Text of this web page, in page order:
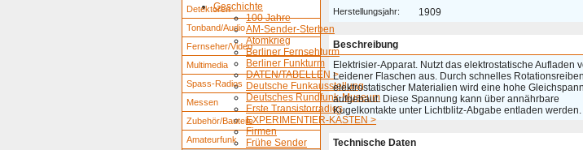
Geschichte
100 Jahre
AM-Sender-Sterben
Atomkrieg
Berliner Fernsehturm
Berliner Funkturm
DATEN/TABELLEN >
Deutsche Funkausstellung
Deutsches Rundfunk-Museum
Erste Transistorradios
EXPERIMENTIER-KÄSTEN >
Firmen
Frühe Sender
Detektoren
Tonband/Audio
Fernseher/Video
Multimedia
Spass-Radios
Messen
Zubehör/Bauteile
Amateurfunk
Herstellungsjahr: 1909
Beschreibung
Elektrisier-Apparat. Nutzt das elektrostatische Aufladen
Leidener Flaschen aus. Durch schnelles Rotationsreiben
elektrostatischer Materialien wird eine hohe
aufgebaut. Diese Spannung kann über annährbare
Kugelkontakte unter Lichtblitz-Abgabe entladen werden.
Technische Daten